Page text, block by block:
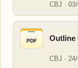
CBJ ·
PDF Outline
CBJ ·